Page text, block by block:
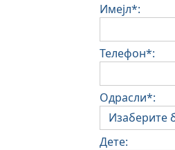
Имејл*:
Телефон*:
Одрасли*:
Дете: